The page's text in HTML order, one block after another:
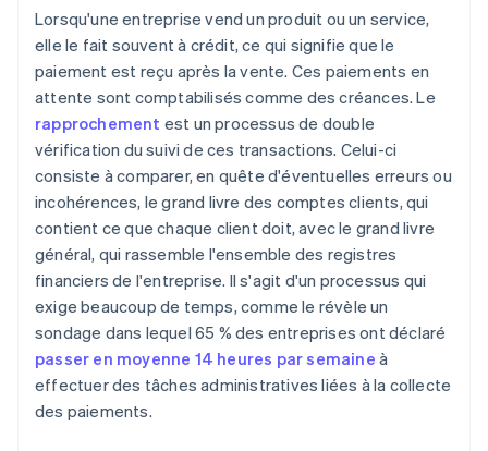
Lorsqu'une entreprise vend un produit ou un service,
elle le fait souvent à crédit, ce qui signifie que le
paiement est reçu après la vente. Ces paiements en
attente sont comptabilisés comme des créances. Le
rapprochement est un processus de double
vérification du suivi de ces transactions. Celui-ci
consiste à comparer, en quête d'éventuelles erreurs ou
incohérences, le grand livre des comptes clients, qui
contient ce que chaque client doit, avec le grand livre
général, qui rassemble l'ensemble des registres
financiers de l'entreprise. Il s'agit d'un processus qui
exige beaucoup de temps, comme le révèle un
sondage dans lequel 65 % des entreprises ont déclaré
passer en moyenne 14 heures par semaine à
effectuer des tâches administratives liées à la collecte
des paiements.